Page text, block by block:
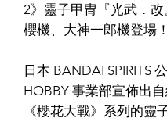
2》靈子甲冑『光武．
櫻機、大神一郎機登場！
日本 BANDAI SPIRITS
HOBBY 事業部宣佈出
《櫻花大戰》系列的靈